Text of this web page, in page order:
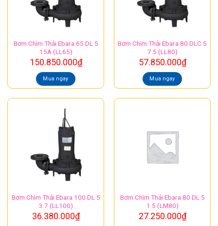
Bơm Chìm Thải Ebara 65 DL 5
15A (LL65)
150.850.000₫
Mua ngay
Bơm Chìm Thải Ebara 80 DLC 5
7.5 (LL80)
57.850.000₫
Mua ngay
Bơm Chìm Thải Ebara 100 DL 5
3.7 (LL100)
36.380.000₫
Bơm Chìm Thải Ebara 80 DL 5
1.5 (LM80)
27.250.000₫